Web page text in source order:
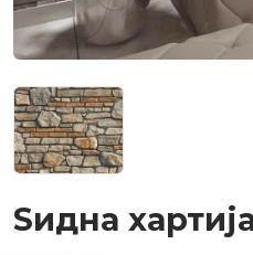
Ѕидна